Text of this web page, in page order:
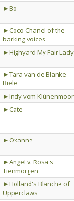
►Bo
►Coco Chanel of the
barking voices
►Highyard My Fair Lady
►Tara van de Blanke
Biele
►Indy vom Klünenmoor
►Cate
►Oxanne
►Angel v. Rosa's
Tienmorgen
►Holland's Blanche of
Upperclaws